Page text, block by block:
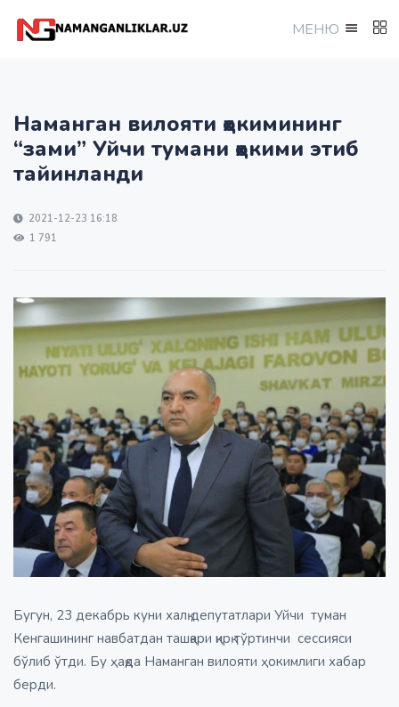
МEНЮ
Наманган вилояти ҳокимининг
“зами” Уйчи тумани ҳокими этиб
тайинланди
2021-12-23 16:18
1 791
Бугун, 23 декабрь куни халқ депутатлари Уйчи туман
Кенгашининг навбатдан ташқари қирқ тўртинчи сессияси
бўлиб ўтди. Бу ҳақда Наманган вилояти ҳокимлиги хабар
берди.